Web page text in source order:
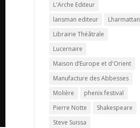
L'Arche Editeur
lansman editeur
Lharmattan
Librairie Théâtrale
Lucernaire
Maison d’Europe et d'Orient
Manufacture des Abbesses
Molière
phenix festival
Pierre Notte
Shakespeare
Steve Suissa